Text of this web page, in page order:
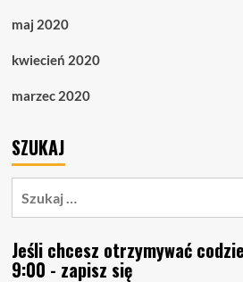
maj 2020
kwiecień 2020
marzec 2020
SZUKAJ
Jeśli chcesz otrzymywać
9:00 - zapisz się